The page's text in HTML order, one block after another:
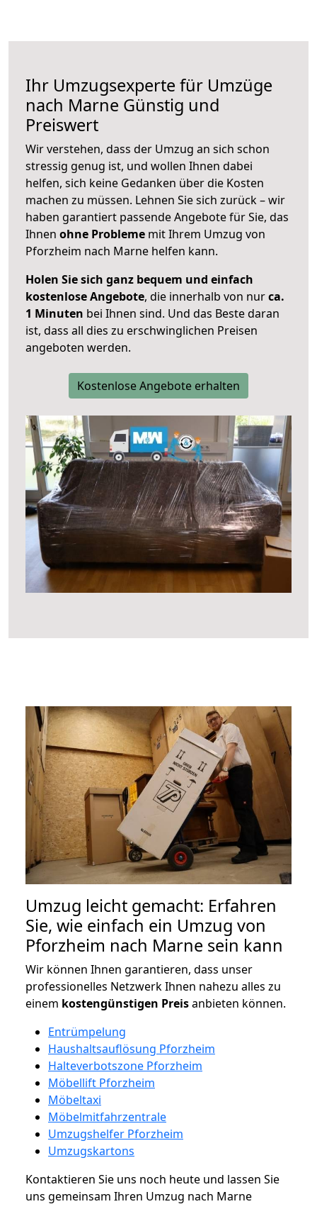
Ihr Umzugsexperte für Umzüge
nach Marne Günstig und
Preiswert
Wir verstehen, dass der Umzug an sich schon
stressig genug ist, und wollen Ihnen dabei
helfen, sich keine Gedanken über die Kosten
machen zu müssen. Lehnen Sie sich zurück – wir
haben garantiert passende Angebote für Sie, das
Ihnen ohne Probleme mit Ihrem Umzug von
Pforzheim nach Marne helfen kann.
Holen Sie sich ganz bequem und einfach
kostenlose Angebote, die innerhalb von nurca.
1 Minuten bei Ihnen sind. Und das Beste daran
ist, dass all dies zu erschwinglichen Preisen
angeboten werden.
Kostenlose Angebote erhalten
Umzug leicht gemacht: Erfahren
Sie, wie einfach ein Umzug von
Pforzheim nach Marne sein kann
Wir können Ihnen garantieren, dass unser
professionelles Netzwerk Ihnen nahezu alles zu
einem kostengünstigen Preisanbieten können.
Entrümpelung
Haushaltsauflösung Pforzheim
Halteverbotszone Pforzheim
Möbellift Pforzheim
Möbeltaxi
Möbelmitfahrzentrale
Umzugshelfer Pforzheim
Umzugskartons
Kontaktieren Sie uns noch heute und lassen Sie
uns gemeinsam Ihren Umzug nach Marne